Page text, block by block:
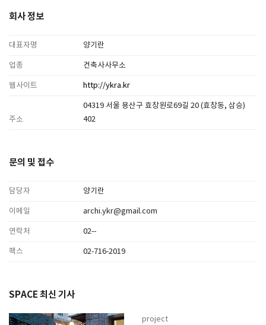
회사 정보
대표자명 양기란
업종 건축사사무소
웹사이트 http://ykra.kr
주소
04319 서울 용산구 효창원로69길 20 (효창동, 삼승)
402
문의 및 접수
담당자 양기란
이메일 archi.ykr@gmail.com
연락처 02--
팩스 02-716-2019
SPACE 최신 기사
project